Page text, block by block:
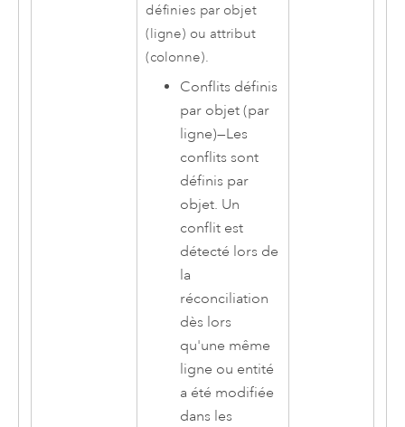
définies par objet
(ligne) ou attribut
(colonne).
Conflits définis
par objet (par
ligne)—Les
conflits sont
définis par
objet. Un
conflit est
détecté lors de
la
réconciliation
dès lors
qu'une même
ligne ou entité
a été modifiée
dans les